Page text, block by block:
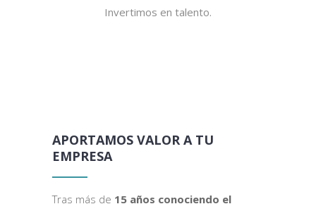
Invertimos en talento.
APORTAMOS VALOR A TU
EMPRESA
Tras más de 15 años conociendo el